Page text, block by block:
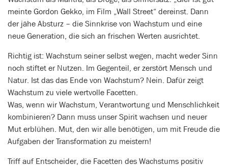
meinte Gordon Gekko, im Film „Wall Street“ dereinst. Dann
der jähe Absturz – die Sinnkrise von Wachstum und eine
neue Generation, die sich an frischen Werten ausrichtet.
Richtig ist: Wachstum seiner selbst wegen, macht weder Sinn
noch stiftet er Nutzen. Im Gegenteil, er zerstört Mensch und
Natur. Ist das das Ende von Wachstum? Nein. Dafür zeigt
Wachstum zu viele wertvolle Facetten.
Was, wenn wir Wachstum, Verantwortung und Menschlichkeit
kombinieren? Dann muss unser Spirit wachsen und neuer
Mut erblühen. Mut, den wir alle benötigen, um mit Freude die
Aufgaben der Transformation zu meistern!
Triff auf Entscheider, die Facetten des Wachstums positiv